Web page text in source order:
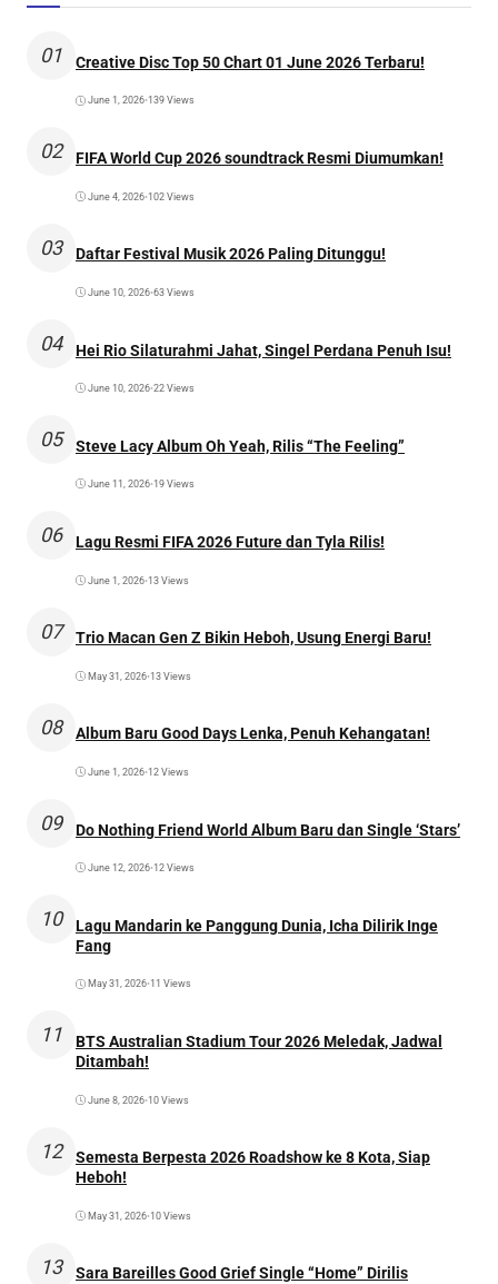
01 Creative Disc Top 50 Chart 01 June 2026 Terbaru!
June 1, 2026•139 Views
02 FIFA World Cup 2026 soundtrack Resmi Diumumkan!
June 4, 2026•102 Views
03 Daftar Festival Musik 2026 Paling Ditunggu!
June 10, 2026•63 Views
04 Hei Rio Silaturahmi Jahat, Singel Perdana Penuh Isu!
June 10, 2026•22 Views
05 Steve Lacy Album Oh Yeah, Rilis “The Feeling”
June 11, 2026•19 Views
06 Lagu Resmi FIFA 2026 Future dan Tyla Rilis!
June 1, 2026•13 Views
07 Trio Macan Gen Z Bikin Heboh, Usung Energi Baru!
May 31, 2026•13 Views
08 Album Baru Good Days Lenka, Penuh Kehangatan!
June 1, 2026•12 Views
09 Do Nothing Friend World Album Baru dan Single ‘Stars’
June 12, 2026•12 Views
10
Lagu Mandarin ke Panggung Dunia, Icha Dilirik Inge
Fang
May 31, 2026•11 Views
11
BTS Australian Stadium Tour 2026 Meledak, Jadwal
Ditambah!
June 8, 2026•10 Views
12
Semesta Berpesta 2026 Roadshow ke 8 Kota, Siap
Heboh!
May 31, 2026•10 Views
13 Sara Bareilles Good Grief Single “Home” Dirilis